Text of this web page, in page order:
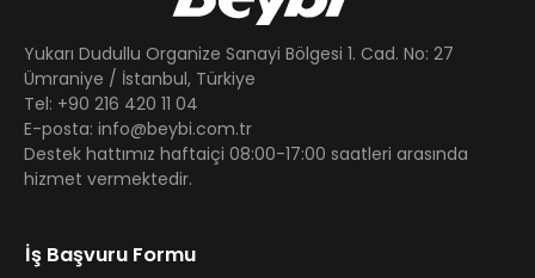
Yukarı Dudullu Organize Sanayi Bölgesi 1. Cad. No: 27
Ümraniye / İstanbul, Türkiye
Tel: +90 216 420 11 04
E-posta: info@beybi.com.tr
Destek hattımız haftaiçi 08:00-17:00 saatleri arasında
hizmet vermektedir.
İş Başvuru Formu